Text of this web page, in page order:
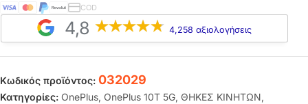
COD
4,8 4,258 αξιολογήσεις
Κωδικός προϊόντος: 032029
Κατηγορίες: OnePlus, OnePlus 10T 5G, ΘΗΚΕΣ ΚΙΝΗΤΩΝ,